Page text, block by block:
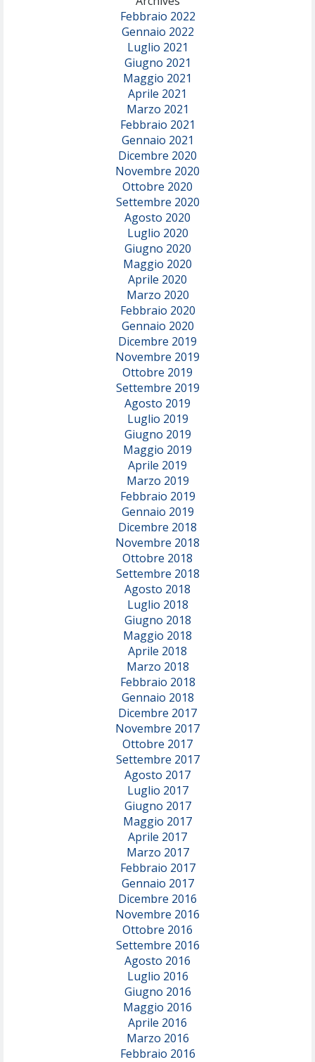
Febbraio 2022
Gennaio 2022
Luglio 2021
Giugno 2021
Maggio 2021
Aprile 2021
Marzo 2021
Febbraio 2021
Gennaio 2021
Dicembre 2020
Novembre 2020
Ottobre 2020
Settembre 2020
Agosto 2020
Luglio 2020
Giugno 2020
Maggio 2020
Aprile 2020
Marzo 2020
Febbraio 2020
Gennaio 2020
Dicembre 2019
Novembre 2019
Ottobre 2019
Settembre 2019
Agosto 2019
Luglio 2019
Giugno 2019
Maggio 2019
Aprile 2019
Marzo 2019
Febbraio 2019
Gennaio 2019
Dicembre 2018
Novembre 2018
Ottobre 2018
Settembre 2018
Agosto 2018
Luglio 2018
Giugno 2018
Maggio 2018
Aprile 2018
Marzo 2018
Febbraio 2018
Gennaio 2018
Dicembre 2017
Novembre 2017
Ottobre 2017
Settembre 2017
Agosto 2017
Luglio 2017
Giugno 2017
Maggio 2017
Aprile 2017
Marzo 2017
Febbraio 2017
Gennaio 2017
Dicembre 2016
Novembre 2016
Ottobre 2016
Settembre 2016
Agosto 2016
Luglio 2016
Giugno 2016
Maggio 2016
Aprile 2016
Marzo 2016
Febbraio 2016